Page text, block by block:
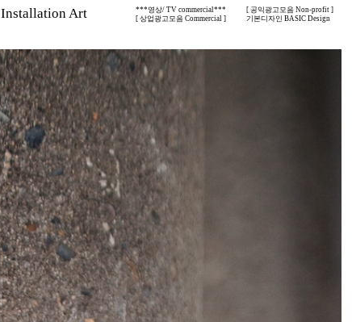
Art ***영상/ TV commercial***
[ 공익광고모음 Non-profit ]
[ 상업광고모음 Commercial ]
기본디자인 BASIC Design